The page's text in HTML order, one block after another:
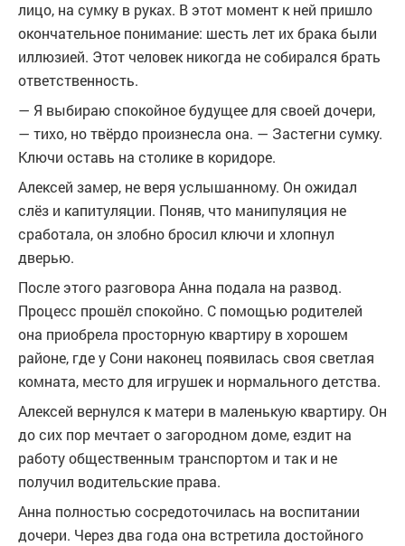
лицо, на сумку в руках. В этот момент к ней пришло
окончательное понимание: шесть лет их брака были
иллюзией. Этот человек никогда не собирался брать
ответственность.
— Я выбираю спокойное будущее для своей дочери,
— тихо, но твёрдо произнесла она. — Застегни сумку.
Ключи оставь на столике в коридоре.
Алексей замер, не веря услышанному. Он ожидал
слёз и капитуляции. Поняв, что манипуляция не
сработала, он злобно бросил ключи и хлопнул
дверью.
После этого разговора Анна подала на развод.
Процесс прошёл спокойно. С помощью родителей
она приобрела просторную квартиру в хорошем
районе, где у Сони наконец появилась своя светлая
комната, место для игрушек и нормального детства.
Алексей вернулся к матери в маленькую квартиру. Он
до сих пор мечтает о загородном доме, ездит на
работу общественным транспортом и так и не
получил водительские права.
Анна полностью сосредоточилась на воспитании
дочери. Через два года она встретила достойного